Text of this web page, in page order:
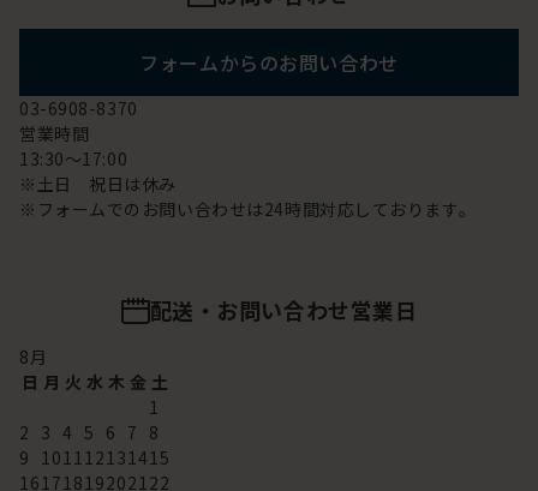
フォームからのお問い合わせ
03-6908-8370
営業時間
13:30～17:00
※土日 祝日は休み
※フォームでのお問い合わせは24時間対応しております。
配送・お問い合わせ営業日
8月
日 月 火 水 木 金 土
1
2 3 4 5 6 7 8
9 101112131415
16171819202122